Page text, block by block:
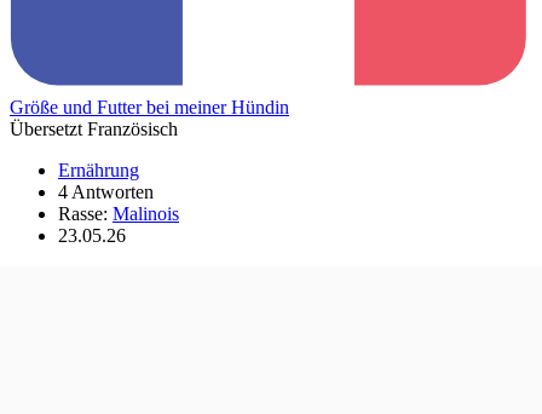
Größe und Futter bei meiner Hündin
Übersetzt Französisch
Ernährung
4 Antworten
Rasse: Malinois
23.05.26